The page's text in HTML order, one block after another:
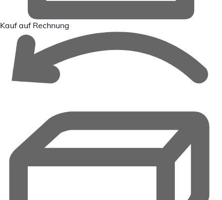
Kauf auf Rechnung